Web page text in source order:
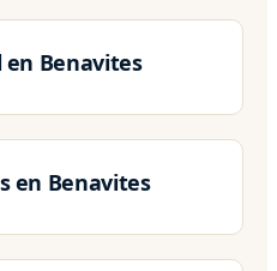
Benavites
en Benavites